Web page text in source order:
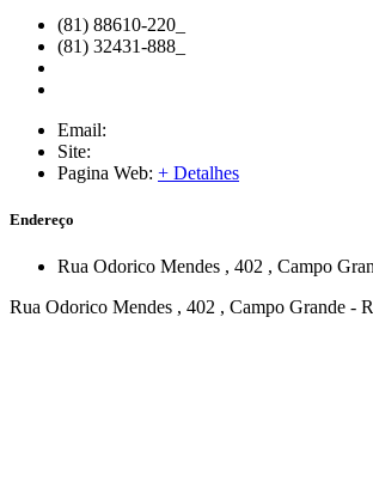
(81) 88610-220_
(81) 32431-888_
Email:
Site:
Pagina Web: + Detalhes
Endereço
Rua Odorico Mendes , 402 , Campo
Rua Odorico Mendes , 402 , Campo Grande -